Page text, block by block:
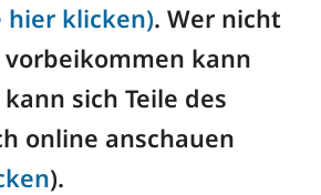
klicken). Wer nicht
kann
sich Teile des
online anschauen
).